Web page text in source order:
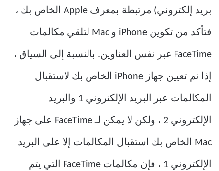
بريد إلكتروني) مرتبطة بمعرف Apple الخاص بك ،
فتأكد من تكوين iPhone و Mac لتلقي مكالمات
FaceTime عبر نفس العناوين. بالنسبة إلى السياق ،
إذا تم تعيين جهاز iPhone الخاص بك لاستقبال
المكالمات عبر البريد الإلكتروني 1 والبريد
الإلكتروني 2 ، ولكن لا يمكن لـ FaceTime على جهاز
Mac الخاص بك استقبال المكالمات إلا على البريد
الإلكتروني 1 ، فإن مكالمات FaceTime التي يتم